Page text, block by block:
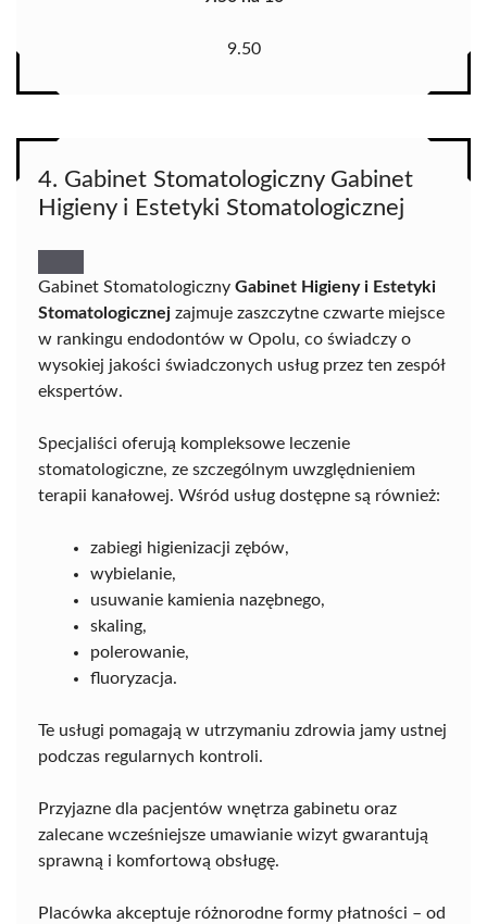
9.50
4. Gabinet Stomatologiczny Gabinet
Higieny i Estetyki Stomatologicznej
Gabinet Stomatologiczny Gabinet Higieny i Estetyki
Stomatologicznej zajmuje zaszczytne czwarte miejsce
w rankingu endodontów w Opolu, co świadczy o
wysokiej jakości świadczonych usług przez ten zespół
ekspertów.
Specjaliści oferują kompleksowe leczenie
stomatologiczne, ze szczególnym uwzględnieniem
terapii kanałowej. Wśród usług dostępne są również:
zabiegi higienizacji zębów,
wybielanie,
usuwanie kamienia nazębnego,
skaling,
polerowanie,
fluoryzacja.
Te usługi pomagają w utrzymaniu zdrowia jamy ustnej
podczas regularnych kontroli.
Przyjazne dla pacjentów wnętrza gabinetu oraz
zalecane wcześniejsze umawianie wizyt gwarantują
sprawną i komfortową obsługę.
Placówka akceptuje różnorodne formy płatności – od